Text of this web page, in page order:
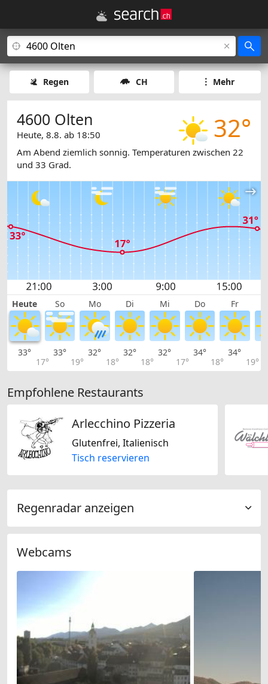
Regen CH Mehr
32°
4600 Olten
Heute, 8.8. ab 18:50
Am Abend ziemlich sonnig. Temperaturen zwischen 22
und 33 Grad.
Heute So Mo Di Mi Do Fr
33°
17°
33°
19°
32°
18°
32°
18°
32°
17°
34°
18°
34°
19°
Empfohlene Restaurants
Arlecchino Pizzeria
Glutenfrei, Italienisch
Tisch reservieren
Regenradar anzeigen
Webcams